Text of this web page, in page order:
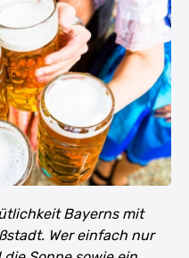
Bayerns mit
Wer einfach nur